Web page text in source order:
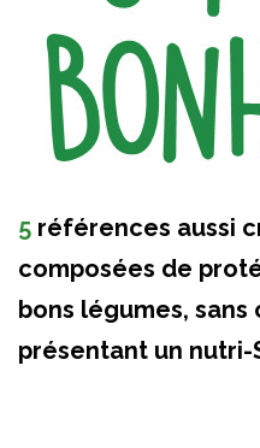
5 références aussi
composées de
bons légumes,
présentant un nutri-